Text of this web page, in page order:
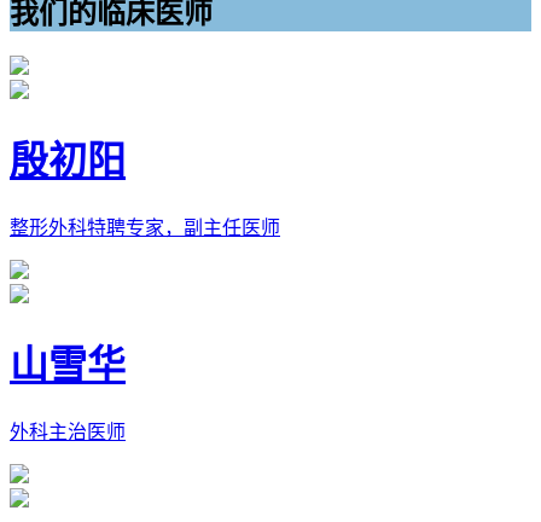
我们的临床医师
殷初阳
整形外科特聘专家，副主任医师
山雪华
外科主治医师